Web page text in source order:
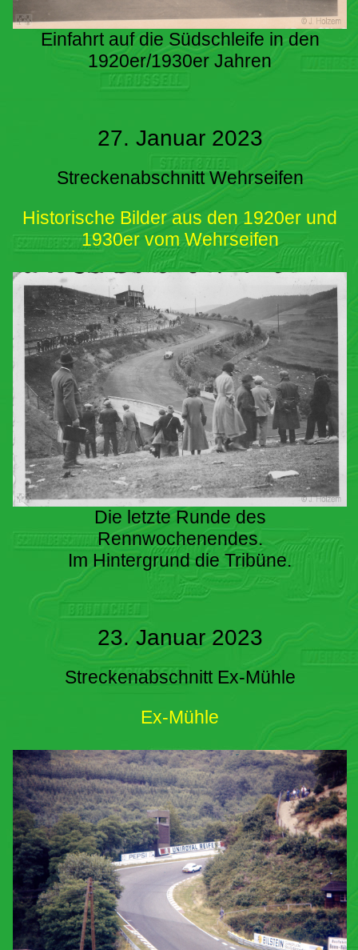
Einfahrt auf die Südschleife in den
1920er/1930er Jahren
27. Januar 2023
Streckenabschnitt Wehrseifen
Historische Bilder aus den 1920er und
1930er vom Wehrseifen
Die letzte Runde des
Rennwochenendes.
Im Hintergrund die Tribüne.
23. Januar 2023
Streckenabschnitt Ex-Mühle
Ex-Mühle